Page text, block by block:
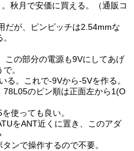
秋月で安価に買える。（通販コ
だが、ピンピッチは2.54mmな
この部分の電源も9Vにしてあげ
。
る。これで-9Vから-5Vを作る。
78L05のピン順は正面左から1(O
使っても良い。
をANT近くに置き、このアダ
ンで操作するので不要。